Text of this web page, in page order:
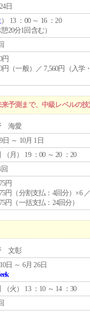
日
） 13 ：00 ～ 16 ：20
憩20分1回含む）
円
円（一般）／ 7,560円（入学
予測まで、中級レベルの技
海愛
日 ～ 10月 1日
（ 月 ） 19 ：00 ～ 20 ：20
円
円（分割支払：4回分）×6
円（一括支払：24回分）
文彰
日 ～ 6月 26日
（火 ） 13 ：10 ～ 14 ：30